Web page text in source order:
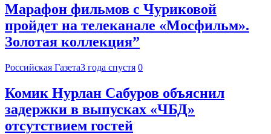
Марафон фильмов с Чуриковой
пройдет на телеканале «Мосфильм».
Золотая коллекция”
Российская Газета3 года спустя 0
Комик Нурлан Сабуров объяснил
задержки в выпусках «ЧБД»
отсутствием гостей